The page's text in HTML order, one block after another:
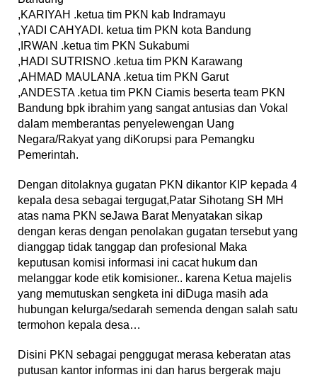
,KARIYAH .ketua tim PKN kab Indramayu
,YADI CAHYADI. ketua tim PKN kota Bandung
,IRWAN .ketua tim PKN Sukabumi
,HADI SUTRISNO .ketua tim PKN Karawang
,AHMAD MAULANA .ketua tim PKN Garut
,ANDESTA .ketua tim PKN Ciamis beserta team PKN
Bandung bpk ibrahim yang sangat antusias dan Vokal
dalam memberantas penyelewengan Uang
Negara/Rakyat yang diKorupsi para Pemangku
Pemerintah.
Dengan ditolaknya gugatan PKN dikantor KIP kepada 4
kepala desa sebagai tergugat,Patar Sihotang SH MH
atas nama PKN seJawa Barat Menyatakan sikap
dengan keras dengan penolakan gugatan tersebut yang
dianggap tidak tanggap dan profesional Maka
keputusan komisi informasi ini cacat hukum dan
melanggar kode etik komisioner.. karena Ketua majelis
yang memutuskan sengketa ini diDuga masih ada
hubungan kelurga/sedarah semenda dengan salah satu
termohon kepala desa…
Disini PKN sebagai penggugat merasa keberatan atas
putusan kantor informas ini dan harus bergerak maju